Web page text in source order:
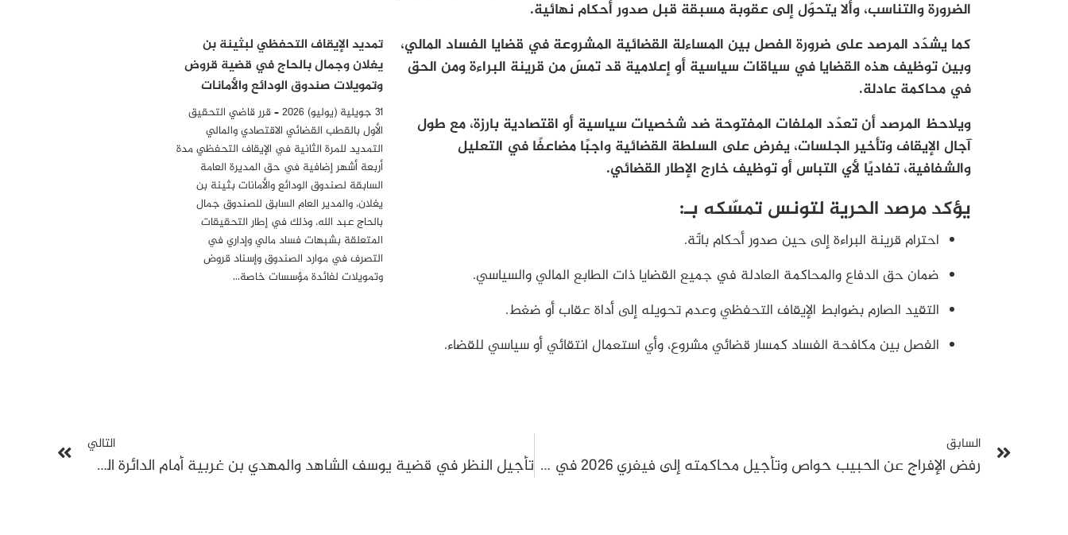
الضرورة والتناسب، وألا يتحوّل إلى عقوبة مسبقة قبل صدور أحكام نهائية.
كما يشدّد المرصد على ضرورة الفصل بين المساءلة القضائية المشروعة في قضايا الفساد المالي،
وبين توظيف هذه القضايا في سياقات سياسية أو إعلامية قد تمسّ من قرينة البراءة ومن الحق
في محاكمة عادلة.
ويلاحظ المرصد أن تعدّد الملفات المفتوحة ضد شخصيات سياسية أو اقتصادية بارزة، مع طول
آجال الإيقاف وتأخير الجلسات، يفرض على السلطة القضائية واجبًا مضاعفًا في التعليل
والشفافية، تفاديًا لأي التباس أو توظيف خارج الإطار القضائي.
يؤكد مرصد الحرية لتونس تمسّكه بـ:
احترام قرينة البراءة إلى حين صدور أحكام باتّة.
ضمان حق الدفاع والمحاكمة العادلة في جميع القضايا ذات الطابع المالي والسياسي.
التقيد الصارم بضوابط الإيقاف التحفظي وعدم تحويله إلى أداة عقاب أو ضغط.
الفصل بين مكافحة الفساد كمسار قضائي مشروع، وأي استعمال انتقائي أو سياسي للقضاء.
تمديد الإيقاف التحفظي لبثينة بن
يغلان وجمال بالحاج في قضية قروض
وتمويلات صندوق الودائع والأمانات
31 جويلية (يوليو) 2026 – قرر قاضي التحقيق
الأول بالقطب القضائي الاقتصادي والمالي
التمديد للمرة الثانية في الإيقاف التحفظي مدة
أربعة أشهر إضافية في حق المديرة العامة
السابقة لصندوق الودائع والأمانات بثينة بن
يغلان، والمدير العام السابق للصندوق جمال
بالحاج عبد الله، وذلك في إطار التحقيقات
المتعلقة بشبهات فساد مالي وإداري في
التصرف في موارد الصندوق وإسناد قروض
وتمويلات لفائدة مؤسسات خاصة…
السابق
رفض الإفراج عن الحبيب حواص وتأجيل محاكمته إلى فيفري 2026 في ملف غسيل أموال وجرائم صرفية
التالي
تأجيل النظر في قضية يوسف الشاهد والمهدي بن غربية أمام الدائرة الجنائية لقضايا الإرهاب